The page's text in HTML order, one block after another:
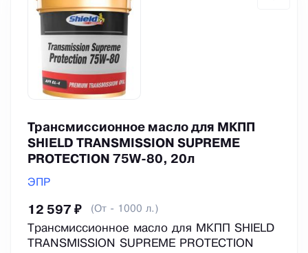
Трансмиссионное масло для МКПП
SHIELD TRANSMISSION SUPREME
PROTECTION 75W-80, 20л
ЭПР
12 597 ₽ (От - 1000 л.)
Трансмиссионное масло для МКПП SHIELD
TRANSMISSION SUPREME PROTECTION